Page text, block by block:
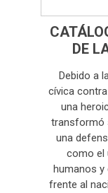
DE
Debido a
cívica
una
transformó
una
como el
humanos y
frente al